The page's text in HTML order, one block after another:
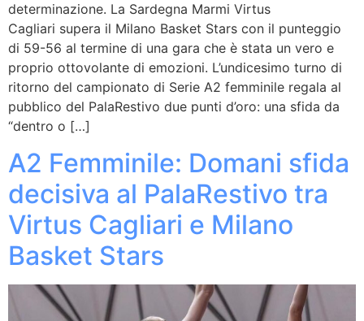
determinazione. La Sardegna Marmi Virtus
Cagliari supera il Milano Basket Stars con il punteggio
di 59-56 al termine di una gara che è stata un vero e
proprio ottovolante di emozioni. L’undicesimo turno di
ritorno del campionato di Serie A2 femminile regala al
pubblico del PalaRestivo due punti d’oro: una sfida da
“dentro o […]
A2 Femminile: Domani sfida
decisiva al PalaRestivo tra
Virtus Cagliari e Milano
Basket Stars